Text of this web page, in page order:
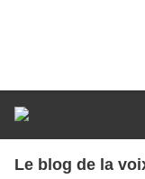
Le blog de la